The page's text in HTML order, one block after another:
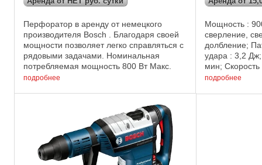
Перфоратор в аренду от немецкого
производителя Bosch . Благодаря своей
мощности позволяет легко справляться с
рядовыми задачами. Номинальная
потребляемая мощность 800 Вт Макс.
энергия единичного удара 2,7 Дж Число
подробнее
Мощность :
сверление,
долбление;
удара : 3,2
мин;
Режим
подробнее